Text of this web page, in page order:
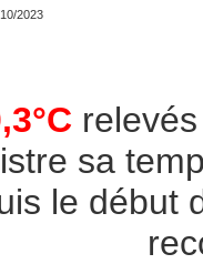
2023
°C
sa
le début